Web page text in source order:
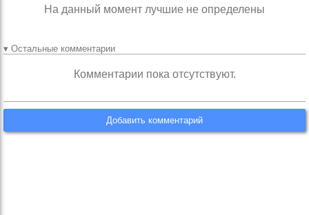
На данный момент лучшие не определены
▾ Остальные комментарии
Комментарии пока отсутствуют.
Добавить комментарий